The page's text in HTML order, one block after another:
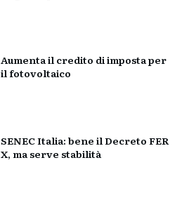
Aumenta il credito di imposta per
il fotovoltaico
SENEC Italia: bene il Decreto FER
X, ma serve stabilità